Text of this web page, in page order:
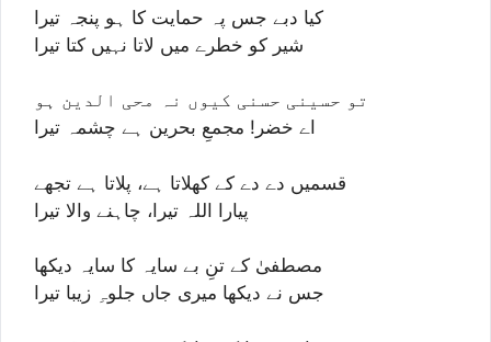
کیا دبے جس پہ حمایت کا ہو پنجہ تیرا
شیر کو خطرے میں لاتا نہیں کتا تیرا
تو حسینی حسنی کیوں نہ محی الدین ہو
اے خضر! مجمعِ بحرین ہے چشمہ تیرا
قسمیں دے دے کے کھلاتا ہے، پلاتا ہے تجھے
پیارا اللہ تیرا، چاہنے والا تیرا
مصطفیٰ کے تنِ بے سایہ کا سایہ دیکھا
جس نے دیکھا میری جاں جلوہِ زیبا تیرا